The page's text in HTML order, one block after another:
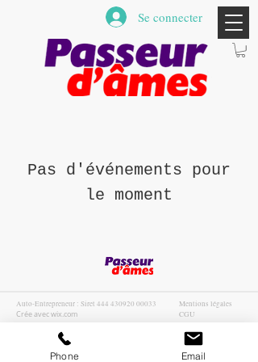
Se connecter
Pas d'événements pour
le moment
Auto-Entrepreneur : Siret 444 430920 00033
Crée avec wix.com
Mentions légales
CGU
Phone Email